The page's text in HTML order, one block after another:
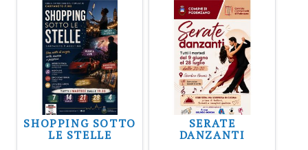
SHOPPING SOTTO
LE STELLE
SERATE
DANZANTI